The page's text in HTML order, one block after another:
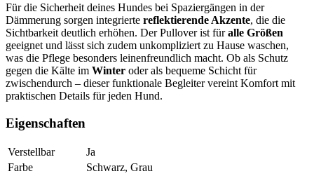
Für die Sicherheit deines Hundes bei Spaziergängen in der
Dämmerung sorgen integrierte reflektierende Akzente, die die
Sichtbarkeit deutlich erhöhen. Der Pullover ist füralle Größen
geeignet und lässt sich zudem unkompliziert zu Hause waschen,
was die Pflege besonders leinenfreundlich macht. Ob als Schutz
gegen die Kälte im Winter oder als bequeme Schicht für
zwischendurch – dieser funktionale Begleiter vereint Komfort mit
praktischen Details für jeden Hund.
Eigenschaften
Verstellbar
Ja
Farbe
Schwarz, Grau